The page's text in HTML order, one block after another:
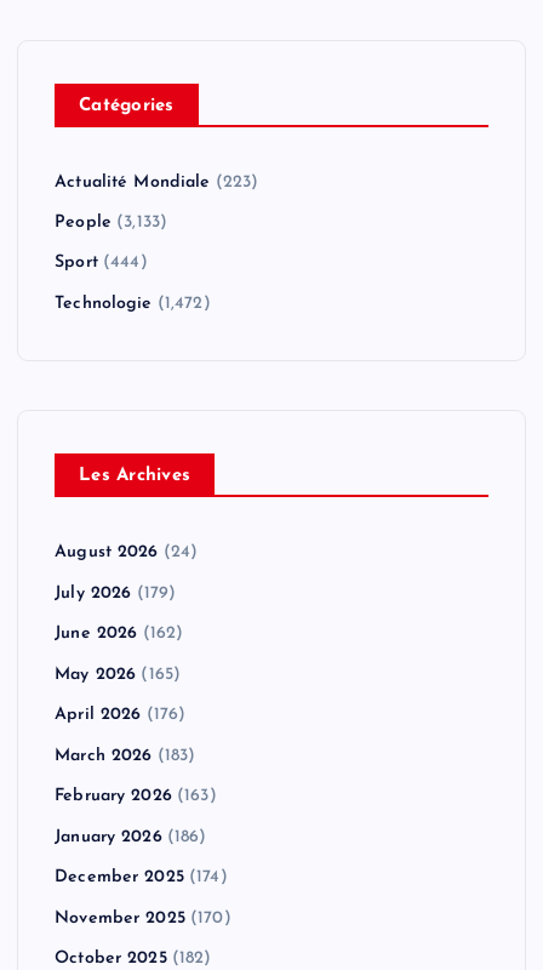
Catégories
Actualité Mondiale (223)
People (3,133)
Sport(444)
Technologie (1,472)
Les Archives
August 2026 (24)
July 2026 (179)
June 2026 (162)
May 2026 (165)
April 2026 (176)
March 2026 (183)
February 2026(163)
January 2026(186)
December 2025(174)
November 2025(170)
October 2025(182)